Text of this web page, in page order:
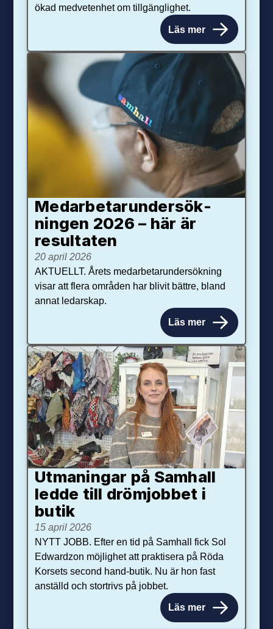
ökad medvetenhet om tillgänglighet.
Läs mer
Medarbetar­under­sök­
ningen 2026 – här är
resultaten
20 april 2026
AKTUELLT. Årets medarbetarundersökning
visar att flera områden har blivit bättre, bland
annat ledarskap.
Läs mer
Utmaningar på Sam­hall
ledde till dröm­jobbet i
butik
15 april 2026
NYTT JOBB. Efter en tid på Samhall fick Sol
Edwardzon möjlighet att praktisera på Röda
Korsets second hand-butik. Nu är hon fast
anställd och stortrivs på jobbet.
Läs mer